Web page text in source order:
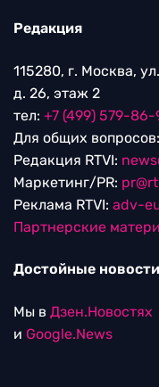
Редакция
115280, г. Москва,
д. 26, этаж 2
тел: +7 (499) 579-86-
Для общих вопросов:
Редакция RTVI:
Маркетинг/PR:
Реклама RTVI: adv-
Партнерские
Достойные новости
Мы в Дзен.Новостях
и Google.News